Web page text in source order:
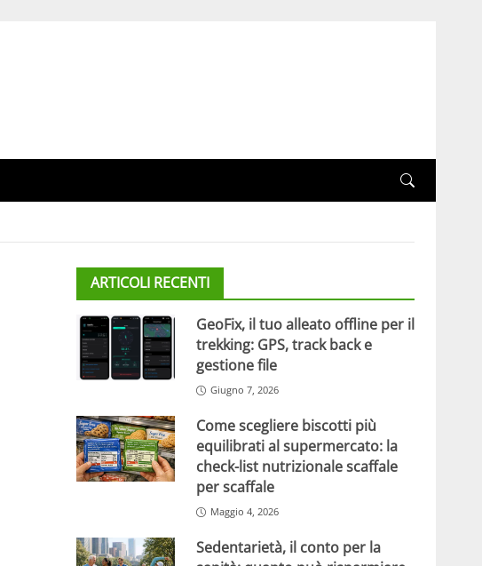
ARTICOLI RECENTI
GeoFix, il tuo alleato offline per il
trekking: GPS, track back e
gestione file
Giugno 7, 2026
Come scegliere biscotti più
equilibrati al supermercato: la
check-list nutrizionale scaffale
per scaffale
Maggio 4, 2026
Sedentarietà, il conto per la